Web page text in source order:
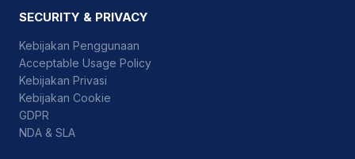
SECURITY & PRIVACY
Kebijakan Penggunaan
Acceptable Usage Policy
Kebijakan Privasi
Kebijakan Cookie
GDPR
NDA & SLA